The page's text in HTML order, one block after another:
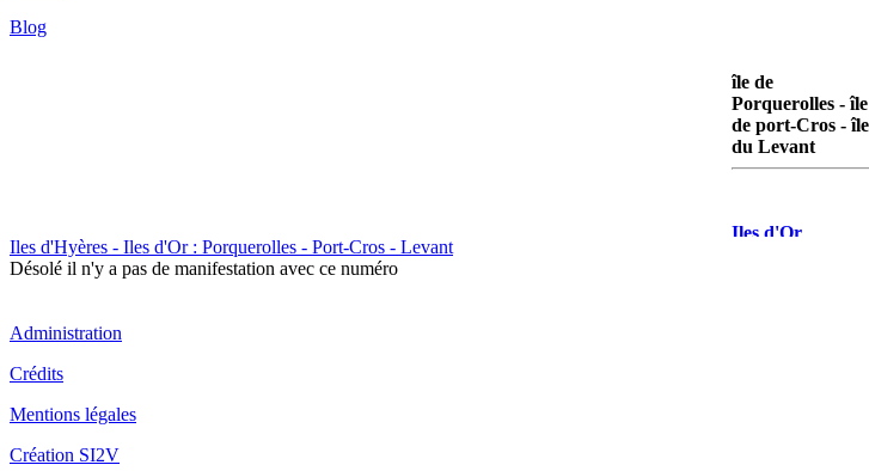
Blog
île de
Porquerolles - île
de port-Cros - île
du Levant
Iles d'Or
Iles d'Hyères - Iles d'Or : Porquerolles - Port-Cros - Levant
Désolé il n'y a pas de manifestation avec ce numéro
Administration
Crédits
Mentions légales
Création SI2V